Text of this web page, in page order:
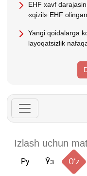
EHF хavf
«qizil» EHF
Yangi qoidalarga
layoqatsizlik
Ру Ўз Oʻz